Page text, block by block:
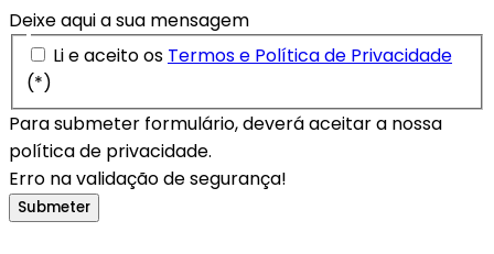
Deixe aqui a sua mensagem
Li e aceito os Termos e Política de Privacidade
(*)
Para submeter formulário, deverá aceitar a nossa
política de privacidade.
Erro na validação de segurança!
Submeter